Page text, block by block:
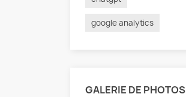
google analytics
GALERIE DE PHOTOS